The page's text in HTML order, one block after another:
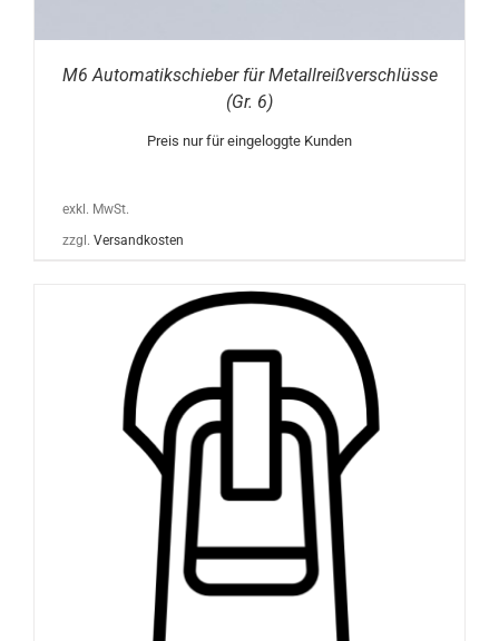
M6 Automatikschieber für Metallreißverschlüsse
(Gr. 6)
Preis nur für eingeloggte Kunden
exkl. MwSt.
zzgl. Versandkosten